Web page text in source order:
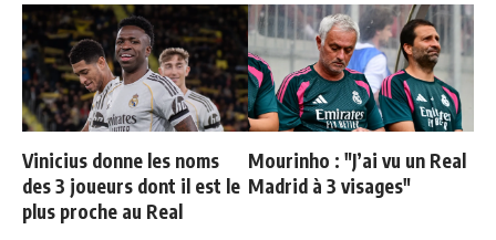
Vinicius donne les noms
des 3 joueurs dont il est le
plus proche au Real
Mourinho : "J’ai vu un Real
Madrid à 3 visages"